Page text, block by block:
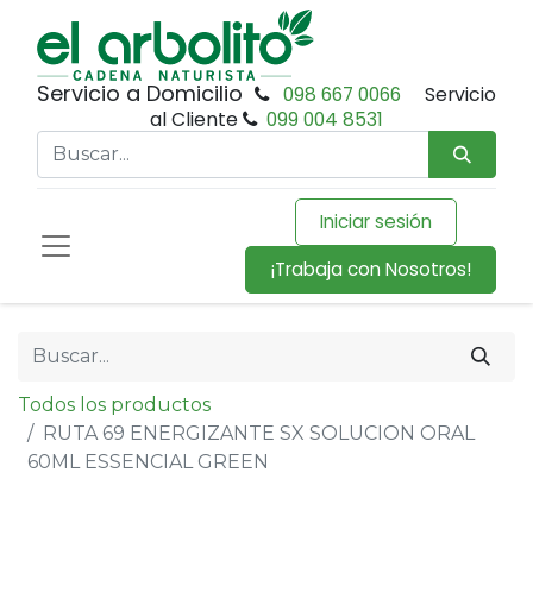
Servicio a Domicilio 098 667 0066
Servicio
al Cliente
099 004 8531
Iniciar sesión
¡Trabaja con Nosotros!
Todos los productos
RUTA 69 ENERGIZANTE SX SOLUCION ORAL
60ML ESSENCIAL GREEN